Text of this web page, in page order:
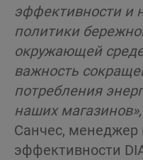
эффективности и
политики
окружающей
важность
потребления
наших магазинов»,
Санчес, менеджер
эффективности